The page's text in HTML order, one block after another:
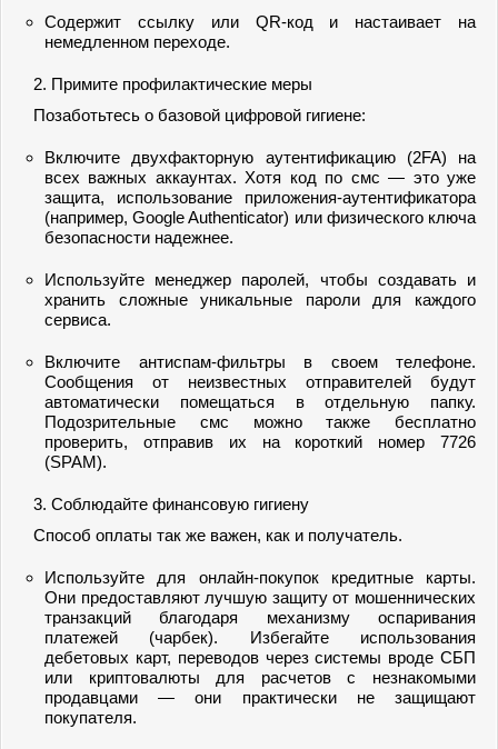
Содержит ссылку или QR-код и настаивает на
немедленном переходе.
2. Примите профилактические меры
Позаботьтесь о базовой цифровой гигиене:
Включите двухфакторную аутентификацию (2FA) на
всех важных аккаунтах. Хотя код по смс — это уже
защита, использование приложения-аутентификатора
(например, Google Authenticator) или физического ключа
безопасности надежнее.
Используйте менеджер паролей, чтобы создавать и
хранить сложные уникальные пароли для каждого
сервиса.
Включите антиспам-фильтры в своем телефоне.
Сообщения от неизвестных отправителей будут
автоматически помещаться в отдельную папку.
Подозрительные смс можно также бесплатно
проверить, отправив их на короткий номер 7726
(SPAM).
3. Соблюдайте финансовую гигиену
Способ оплаты так же важен, как и получатель.
Используйте для онлайн-покупок кредитные карты.
Они предоставляют лучшую защиту от мошеннических
транзакций благодаря механизму оспаривания
платежей (чарбек). Избегайте использования
дебетовых карт, переводов через системы вроде СБП
или криптовалюты для расчетов с незнакомыми
продавцами — они практически не защищают
покупателя.